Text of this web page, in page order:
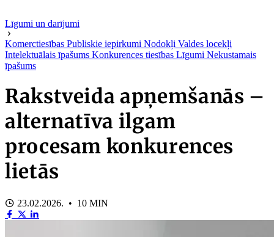
Līgumi un darījumi
Komerctiesības Publiskie iepirkumi Nodokļi Valdes locekļi
Intelektuālais īpašums Konkurences tiesības Līgumi Nekustamais
īpašums
Rakstveida apņemšanās –
alternatīva ilgam
procesam konkurences
lietās
23.02.2026. • 10 MIN